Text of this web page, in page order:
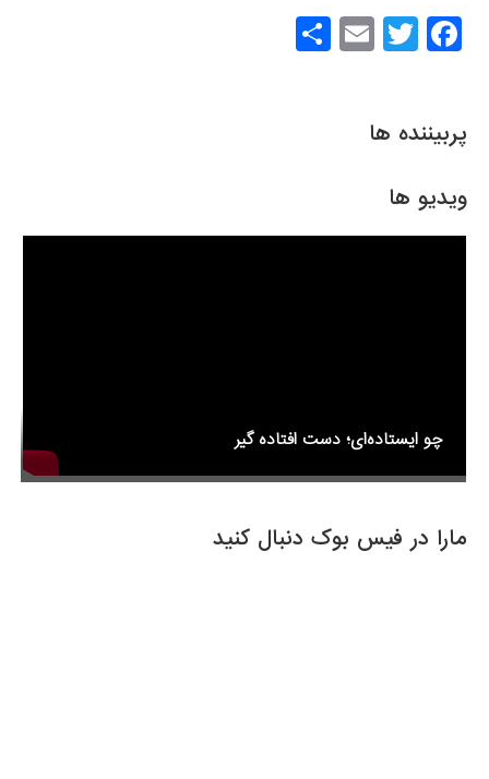
پربیننده ها
ویدیو ها
چو ایستاده‌ای؛ دست افتاده گیر
مارا در فیس بوک دنبال کنید
F
a
e
o
o
T
wi
er
E
m